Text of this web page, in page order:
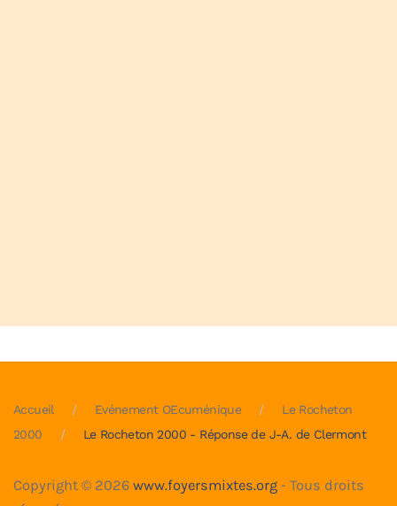
Accueil Evénement OEcuménique
Le Rocheton
2000
Le Rocheton 2000 - Réponse de J-A. de Clermont
Copyright © 2026 www.foyersmixtes.org - Tous droits